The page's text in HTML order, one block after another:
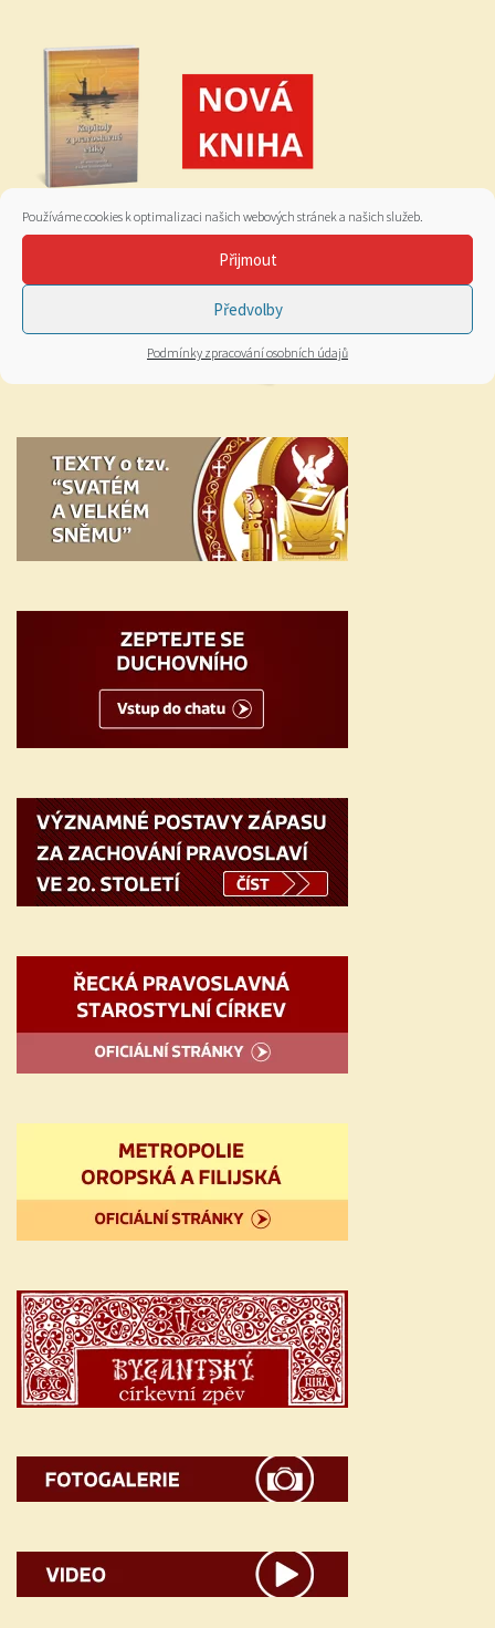
Používáme cookies k optimalizaci našich webových stránek a našich služeb.
Přijmout
Předvolby
Podmínky zpracování osobních údajů